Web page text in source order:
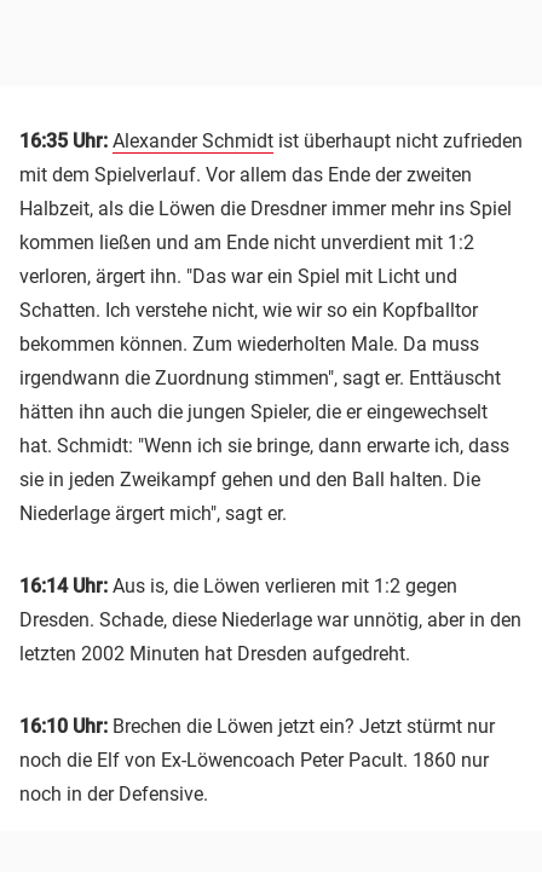
16:35 Uhr: Alexander Schmidt ist überhaupt nicht zufrieden
mit dem Spielverlauf. Vor allem das Ende der zweiten
Halbzeit, als die Löwen die Dresdner immer mehr ins Spiel
kommen ließen und am Ende nicht unverdient mit 1:2
verloren, ärgert ihn. "Das war ein Spiel mit Licht und
Schatten. Ich verstehe nicht, wie wir so ein Kopfballtor
bekommen können. Zum wiederholten Male. Da muss
irgendwann die Zuordnung stimmen", sagt er. Enttäuscht
hätten ihn auch die jungen Spieler, die er eingewechselt
hat. Schmidt: "Wenn ich sie bringe, dann erwarte ich, dass
sie in jeden Zweikampf gehen und den Ball halten. Die
Niederlage ärgert mich", sagt er.
16:14 Uhr: Aus is, die Löwen verlieren mit 1:2 gegen
Dresden. Schade, diese Niederlage war unnötig, aber in den
letzten 2002 Minuten hat Dresden aufgedreht.
16:10 Uhr: Brechen die Löwen jetzt ein? Jetzt stürmt nur
noch die Elf von Ex-Löwencoach Peter Pacult. 1860 nur
noch in der Defensive.